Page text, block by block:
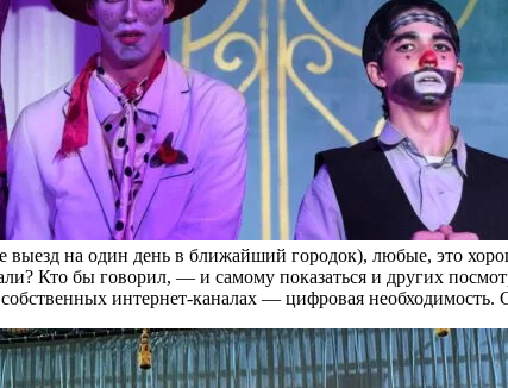
выезд на один день в ближайший городок), любые, это
Кто бы говорил, — и самому показаться и других
интернет-каналах — цифровая